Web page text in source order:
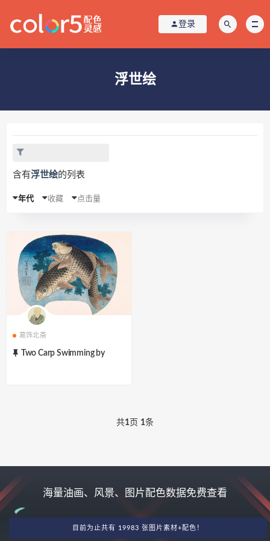
登录
浮世绘
含有浮世绘的列表
年代 收藏 点击量
葛饰北斋
Two Carp Swimming by
共1页 1条
海量油画、风景、图片配色数据免费查看
目前为止共有 19983 张图片素材+配色！